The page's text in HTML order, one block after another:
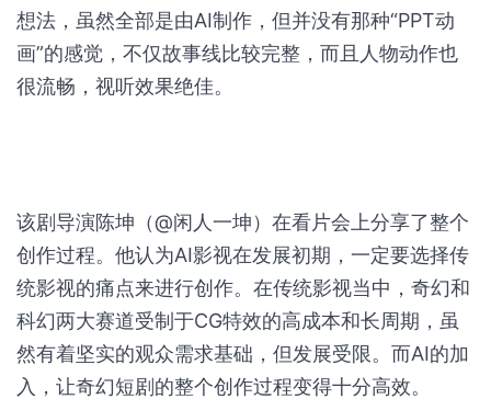
想法，虽然全部是由AI制作，但并没有那种“PPT动
画”的感觉，不仅故事线比较完整，而且人物动作也
很流畅，视听效果绝佳。
该剧导演陈坤（@闲人一坤）在看片会上分享了整个
创作过程。他认为AI影视在发展初期，一定要选择传
统影视的痛点来进行创作。在传统影视当中，奇幻和
科幻两大赛道受制于CG特效的高成本和长周期，虽
然有着坚实的观众需求基础，但发展受限。而AI的加
入，让奇幻短剧的整个创作过程变得十分高效。